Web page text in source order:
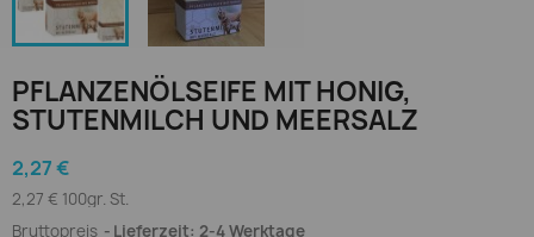
PFLANZENÖLSEIFE MIT HONIG,
STUTENMILCH UND MEERSALZ
2,27 €
2,27 € 100gr. St.
Bruttopreis
Lieferzeit: 2-4 Werktage